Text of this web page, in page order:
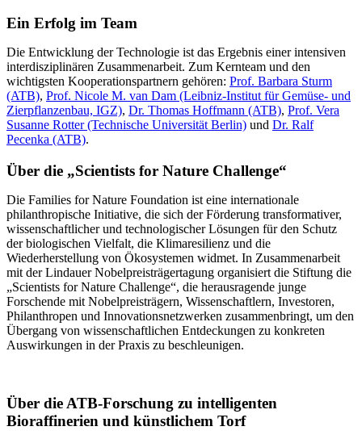
Ein Erfolg im Team
Die Entwicklung der Technologie ist das Ergebnis einer intensiven
interdisziplinären Zusammenarbeit. Zum Kernteam und den
wichtigsten Kooperationspartnern gehören: Prof. Barbara Sturm
(ATB), Prof. Nicole M. van Dam (Leibniz-Institut für Gemüse- und
Zierpflanzenbau, IGZ), Dr. Thomas Hoffmann (ATB), Prof. Vera
Susanne Rotter (Technische Universität Berlin) und Dr. Ralf
Pecenka (ATB).
Über die „Scientists for Nature Challenge“
Die Families for Nature Foundation ist eine internationale
philanthropische Initiative, die sich der Förderung transformativer,
wissenschaftlicher und technologischer Lösungen für den Schutz
der biologischen Vielfalt, die Klimaresilienz und die
Wiederherstellung von Ökosystemen widmet. In Zusammenarbeit
mit der Lindauer Nobelpreisträgertagung organisiert die Stiftung die
„Scientists for Nature Challenge“, die herausragende junge
Forschende mit Nobelpreisträgern, Wissenschaftlern, Investoren,
Philanthropen und Innovationsnetzwerken zusammenbringt, um den
Übergang von wissenschaftlichen Entdeckungen zu konkreten
Auswirkungen in der Praxis zu beschleunigen.
Über die ATB-Forschung zu intelligenten
Bioraffinerien und künstlichem Torf